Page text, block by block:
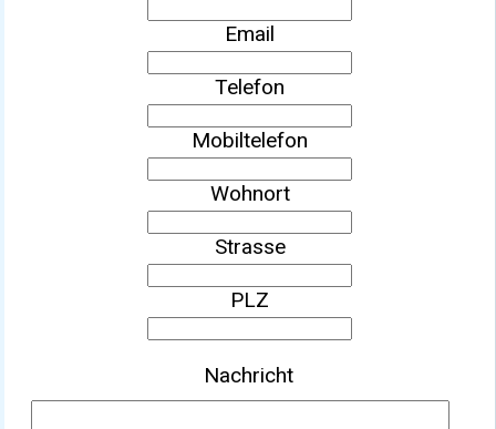
Email
Telefon
Mobiltelefon
Wohnort
Strasse
PLZ
Nachricht